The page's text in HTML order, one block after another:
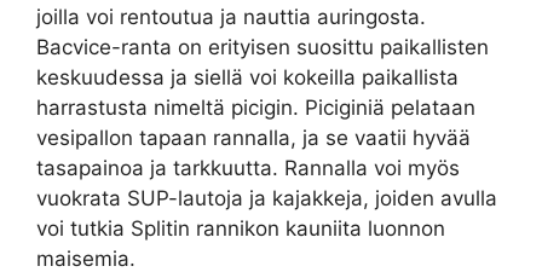
joilla voi rentoutua ja nauttia auringosta.
Bacvice-ranta on erityisen suosittu paikallisten
keskuudessa ja siellä voi kokeilla paikallista
harrastusta nimeltä picigin. Piciginiä pelataan
vesipallon tapaan rannalla, ja se vaatii hyvää
tasapainoa ja tarkkuutta. Rannalla voi myös
vuokrata SUP-lautoja ja kajakkeja, joiden avulla
voi tutkia Splitin rannikon kauniita luonnon
maisemia.